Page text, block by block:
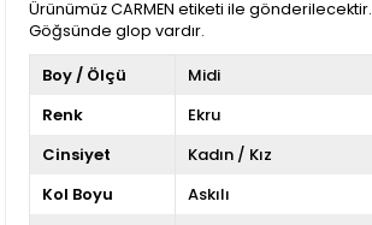
Ürünümüz CARMEN etiketi ile gönderilecektir.
Göğsünde glop vardır.
Boy / Ölçü
Midi
Renk
Ekru
Cinsiyet
Kadın / Kız
Kol Boyu
Askılı